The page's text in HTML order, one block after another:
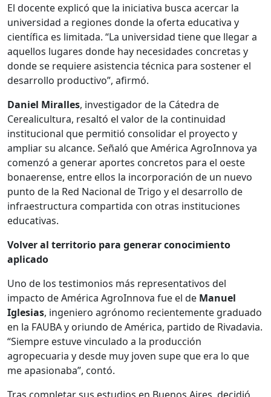
El docente explicó que la iniciativa busca acercar la
universidad a regiones donde la oferta educativa y
científica es limitada. “La universidad tiene que llegar a
aquellos lugares donde hay necesidades concretas y
donde se requiere asistencia técnica para sostener el
desarrollo productivo”, afirmó.
Daniel Miralles, investigador de la Cátedra de
Cerealicultura, resaltó el valor de la continuidad
institucional que permitió consolidar el proyecto y
ampliar su alcance. Señaló que América AgroInnova ya
comenzó a generar aportes concretos para el oeste
bonaerense, entre ellos la incorporación de un nuevo
punto de la Red Nacional de Trigo y el desarrollo de
infraestructura compartida con otras instituciones
educativas.
Volver al territorio para generar conocimiento
aplicado
Uno de los testimonios más representativos del
impacto de América AgroInnova fue el de Manuel
Iglesias, ingeniero agrónomo recientemente graduado
en la FAUBA y oriundo de América, partido de Rivadavia.
“Siempre estuve vinculado a la producción
agropecuaria y desde muy joven supe que era lo que
me apasionaba”, contó.